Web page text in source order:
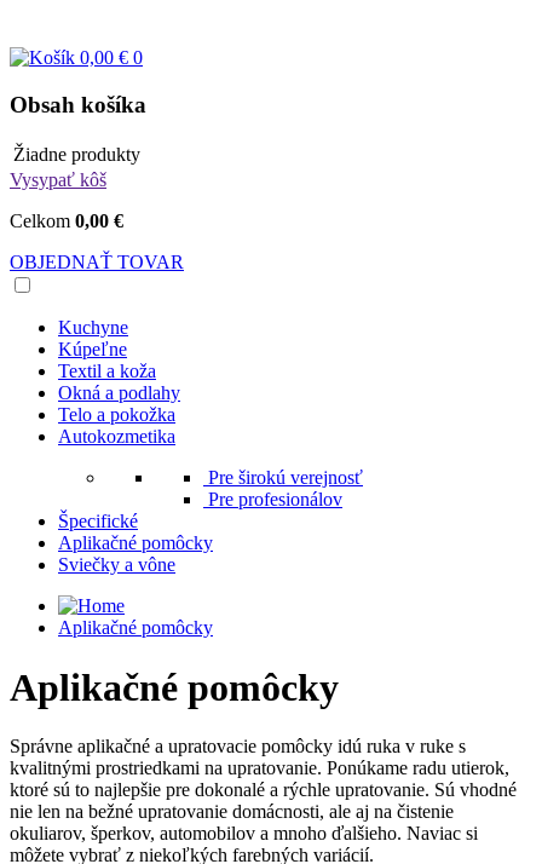
0,00 € 0
Obsah košíka
Žiadne produkty
Vysypať kôš
Celkom 0,00 €
OBJEDNAŤ TOVAR
Kuchyne
Kúpeľne
Textil a koža
Okná a podlahy
Telo a pokožka
Autokozmetika
Pre širokú verejnosť
Pre profesionálov
Špecifické
Aplikačné pomôcky
Sviečky a vône
Aplikačné pomôcky
Aplikačné pomôcky
Správne aplikačné a upratovacie pomôcky idú ruka v ruke s
kvalitnými prostriedkami na upratovanie. Ponúkame radu utierok,
ktoré sú to najlepšie pre dokonalé a rýchle upratovanie. Sú vhodné
nie len na bežné upratovanie domácnosti, ale aj na čistenie
okuliarov, šperkov, automobilov a mnoho ďalšieho. Naviac si
môžete vybrať z niekoľkých farebných variácií.